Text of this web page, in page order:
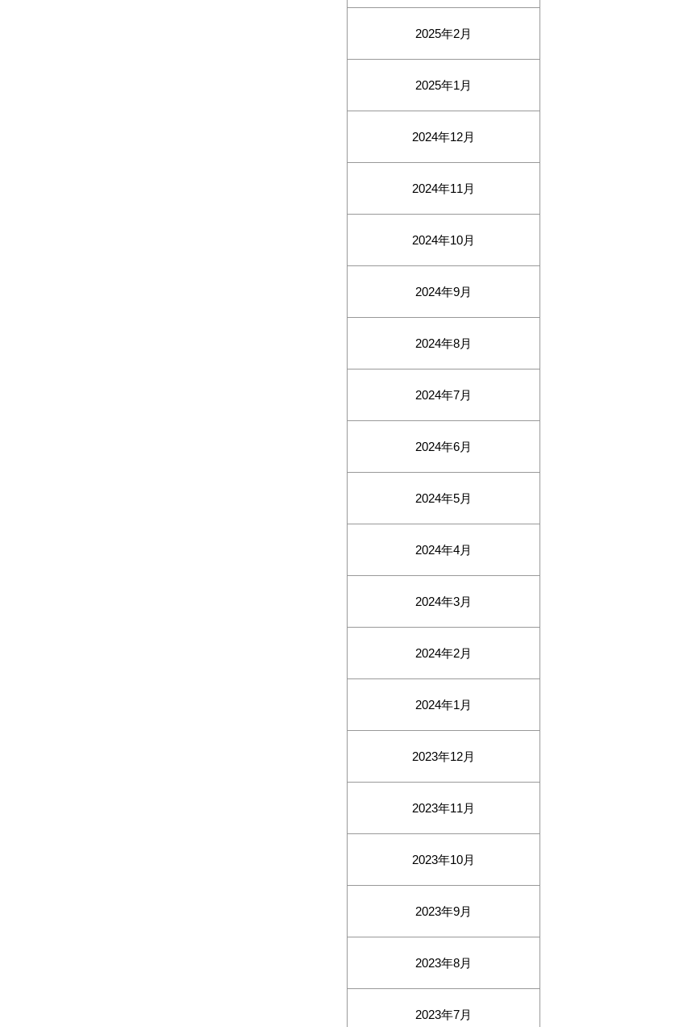
2025年2月
2025年1月
2024年12月
2024年11月
2024年10月
2024年9月
2024年8月
2024年7月
2024年6月
2024年5月
2024年4月
2024年3月
2024年2月
2024年1月
2023年12月
2023年11月
2023年10月
2023年9月
2023年8月
2023年7月